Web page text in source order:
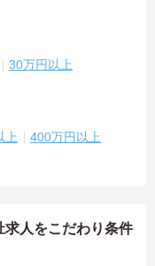
30万円以上
上 400万円以上
求人をこだわり条件